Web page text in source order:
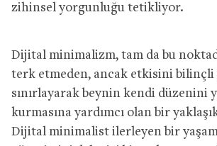
zihinsel yorgunluğu tetikliyor.
Dijital minimalizm, tam da bu
terk etmeden, ancak etkisini bilinçli
sınırlayarak beynin kendi düzenini
kurmasına yardımcı olan bir
Dijital minimalist ilerleyen bir